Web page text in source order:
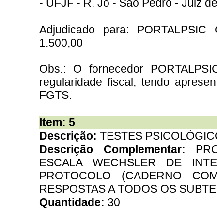
- UFJF - R. Jo - São Pedro - Juiz
Adjudicado para:
1.500,00
Obs.: O fornecedor
regularidade fiscal, tendo
FGTS.
Item: 5
Descrição: TESTES
Descrição Complementar:
ESCALA WECHSLER DE
PROTOCOLO (CADERNO
RESPOSTAS A TODOS OS
Quantidade: 30